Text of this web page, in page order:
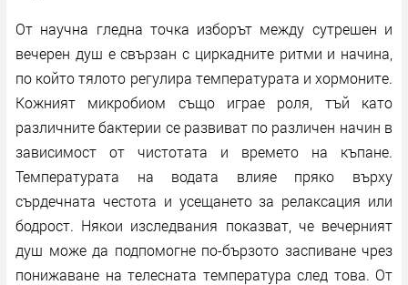
От научна гледна точка изборът между сутрешен и
вечерен душ е свързан с циркадните ритми и начина,
по който тялото регулира температурата и хормоните.
Кожният микробиом също играе роля, тъй като
различните бактерии се развиват по различен начин в
зависимост от чистотата и времето на къпане.
Температурата на водата влияе пряко върху
сърдечната честота и усещането за релаксация или
бодрост. Някои изследвания показват, че вечерният
душ може да подпомогне по-бързото заспиване чрез
понижаване на телесната температура след това. От